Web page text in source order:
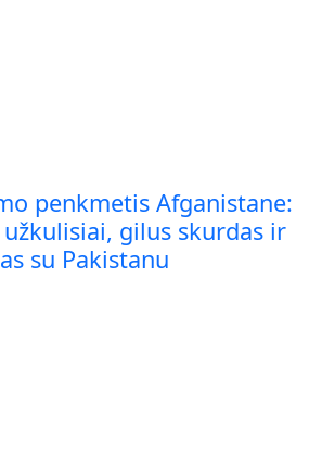
penkmetis Afganistane:
gilus skurdas ir
su Pakistanu